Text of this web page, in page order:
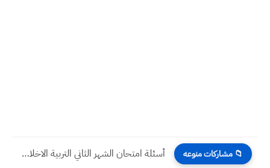
📁 مشاركات منوعه أسئلة امتحان الشهر الثاني التربية الاخلاقية صف الاول المتوسط